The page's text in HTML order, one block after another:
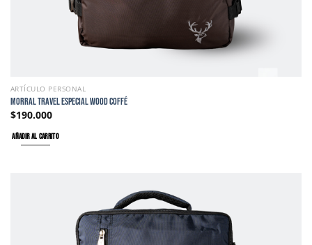
ARTÍCULO PERSONAL
MORRAL TRAVEL ESPECIAL WOOD COFFÉ
$190.000
AÑADIR AL CARRITO